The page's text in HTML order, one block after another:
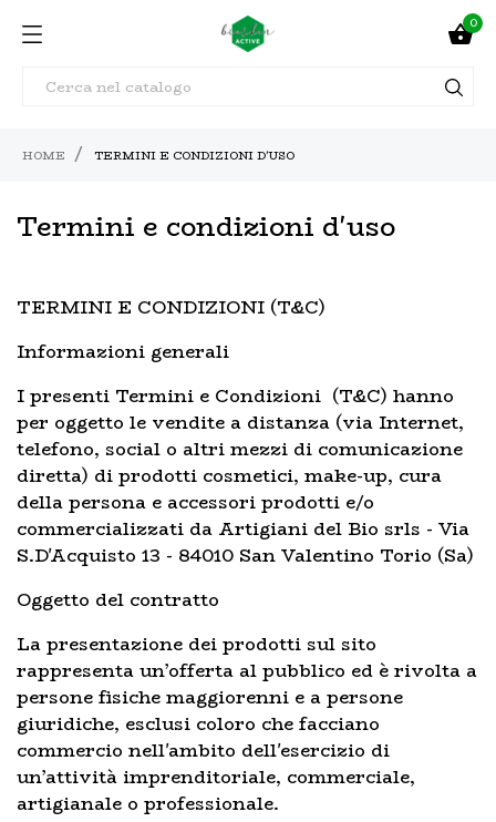
0
HOME TERMINI E CONDIZIONI D'USO
Termini e condizioni d'uso
TERMINI E CONDIZIONI (T&C)
Informazioni generali
I presenti Termini e Condizioni (T&C) hanno
per oggetto le vendite a distanza (via Internet,
telefono, social o altri mezzi di comunicazione
diretta) di prodotti cosmetici, make-up, cura
della persona e accessori prodotti e/o
commercializzati da Artigiani del Bio srls - Via
S.D'Acquisto 13 - 84010 San Valentino Torio (Sa)
Oggetto del contratto
La presentazione dei prodotti sul sito
rappresenta un’offerta al pubblico ed è rivolta a
persone fisiche maggiorenni e a persone
giuridiche, esclusi coloro che facciano
commercio nell'ambito dell'esercizio di
un’attività imprenditoriale, commerciale,
artigianale o professionale.